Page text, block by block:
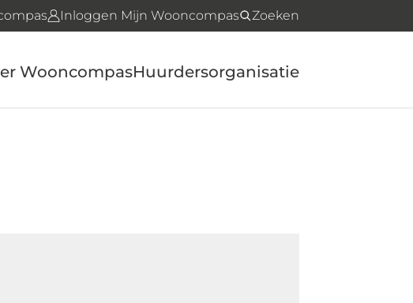
Inloggen Mijn Wooncompas Zoeken
WooncompasHuurdersorganisatie